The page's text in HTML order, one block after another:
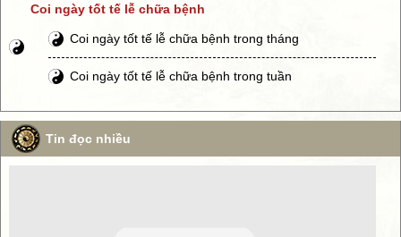
Coi ngày tốt tế lễ chữa bệnh
Coi ngày tốt tế lễ chữa bệnh trong tháng
Coi ngày tốt tế lễ chữa bệnh trong tuần
Tin đọc nhiều